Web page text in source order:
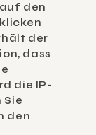
den
der
dass
die IP-
Sie
den